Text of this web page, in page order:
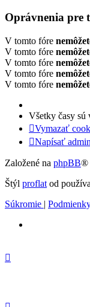
Oprávnenia pre
V tomto fóre
V tomto fóre
V tomto fóre
V tomto fóre
V tomto fóre
Všetky časy sú
Vymazať
Napísať
Založené na phpBB®
Štýl proflat od
Súkromie |